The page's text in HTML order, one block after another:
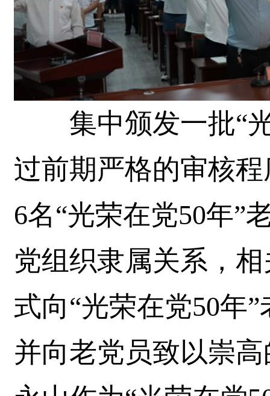
集中颁发一批“光
过前期严格的审核
6名“光荣在党50年”
党组织隶属关系，
式向“光荣在党50年
并向老党员致以崇